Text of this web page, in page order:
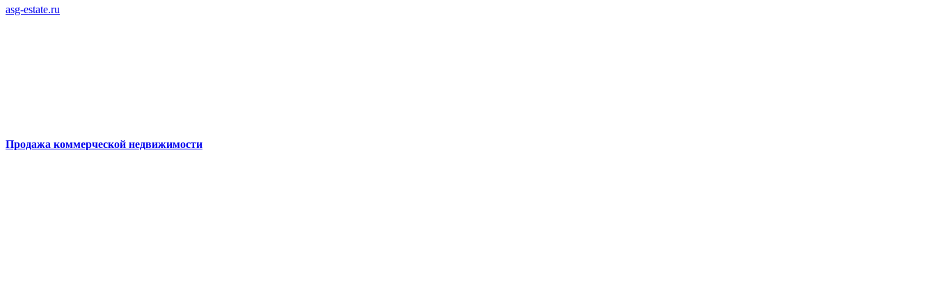
asg-estate.ru
Продажа коммерческой недвижимости